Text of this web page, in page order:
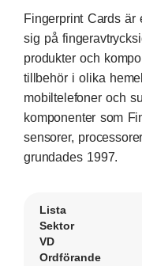
Fingerprint Cards är
sig på
produkter och
tillbehör i olika
mobiltelefoner och
komponenter som
sensorer,
grundades 1997.
Lista
Sektor
VD
Ordförande